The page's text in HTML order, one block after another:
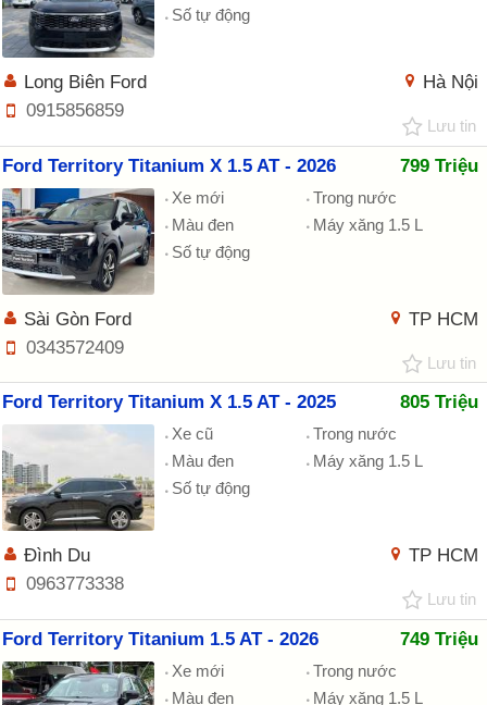
Số tự động
Hà Nội
Long Biên Ford
0915856859
Lưu tin
Ford Territory Titanium X 1.5 AT - 2026 799 Triệu
Xe mới
Trong nước
Màu đen
Máy xăng 1.5 L
Số tự động
TP HCM
Sài Gòn Ford
0343572409
Lưu tin
Ford Territory Titanium X 1.5 AT - 2025 805 Triệu
Xe cũ
Trong nước
Màu đen
Máy xăng 1.5 L
Số tự động
TP HCM
Đình Du
0963773338
Lưu tin
Ford Territory Titanium 1.5 AT - 2026 749 Triệu
Xe mới
Trong nước
Màu đen
Máy xăng 1.5 L